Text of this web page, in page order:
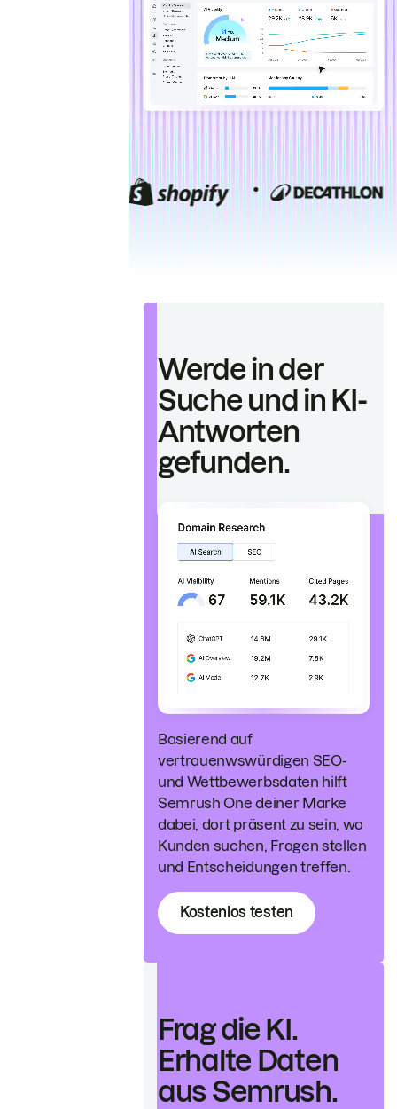
Werde in der
Suche und in KI-
Antworten
gefunden.
Basierend auf
vertrauenwswürdigen SEO-
und Wettbewerbsdaten hilft
Semrush One deiner Marke
dabei, dort präsent zu sein, wo
Kunden suchen, Fragen stellen
und Entscheidungen treffen.
Kostenlos testen
Frag die KI.
Erhalte Daten
aus Semrush.